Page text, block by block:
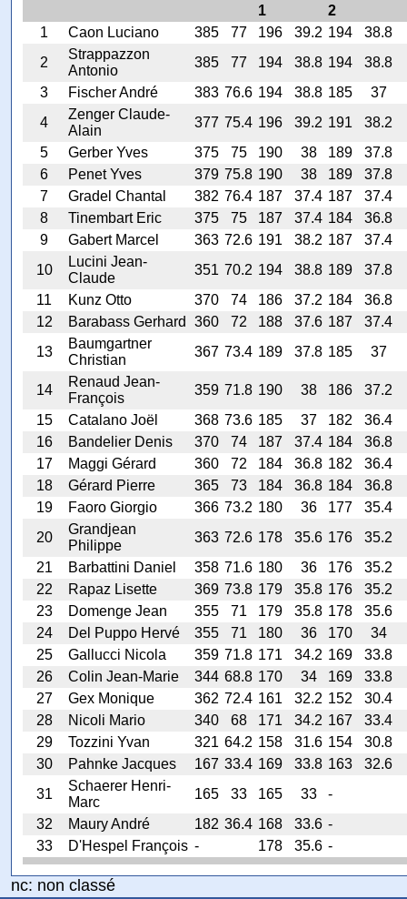
1
2
1
Caon Luciano 385 77 196 39.2 194 38.8
2
Strappazzon
Antonio
385 77 194 38.8 194 38.8
3
Fischer André 383 76.6 194 38.8 185 37
4
Zenger Claude-
Alain
377 75.4 196 39.2 191 38.2
5
Gerber Yves 375 75 190 38 189 37.8
6
Penet Yves 379 75.8 190 38 189 37.8
7
Gradel Chantal 382 76.4 187 37.4 187 37.4
8
Tinembart Eric 375 75 187 37.4 184 36.8
9
Gabert Marcel 363 72.6 191 38.2 187 37.4
10
Lucini Jean-
Claude
351 70.2 194 38.8 189 37.8
11
Kunz Otto 370 74 186 37.2 184 36.8
12
Barabass Gerhard 360 72 188 37.6 187 37.4
13
Baumgartner
Christian
367 73.4 189 37.8 185 37
14
Renaud Jean-
François
359 71.8 190 38 186 37.2
15
Catalano Joël 368 73.6 185 37 182 36.4
16
Bandelier Denis 370 74 187 37.4 184 36.8
17
Maggi Gérard 360 72 184 36.8 182 36.4
18
Gérard Pierre 365 73 184 36.8 184 36.8
19
Faoro Giorgio 366 73.2 180 36 177 35.4
20
Grandjean
Philippe
363 72.6 178 35.6 176 35.2
21
Barbattini Daniel 358 71.6 180 36 176 35.2
22
Rapaz Lisette 369 73.8 179 35.8 176 35.2
23
Domenge Jean 355 71 179 35.8 178 35.6
24
Del Puppo Hervé 355 71 180 36 170 34
25
Gallucci Nicola 359 71.8 171 34.2 169 33.8
26
Colin Jean-Marie 344 68.8 170 34 169 33.8
27
Gex Monique 362 72.4 161 32.2 152 30.4
28
Nicoli Mario 340 68 171 34.2 167 33.4
29
Tozzini Yvan 321 64.2 158 31.6 154 30.8
30
Pahnke Jacques 167 33.4 169 33.8 163 32.6
31
Schaerer Henri-
Marc
165 33 165 33 -
32
Maury André 182 36.4 168 33.6 -
33
D'Hespel François - 178 35.6 -
nc: non classé